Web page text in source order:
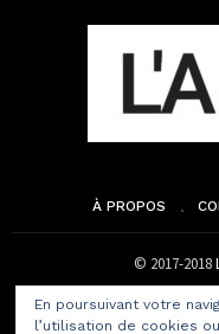
À PROPOS
© 2017-2018
En poursuivant votre
l’utilisation de cookies